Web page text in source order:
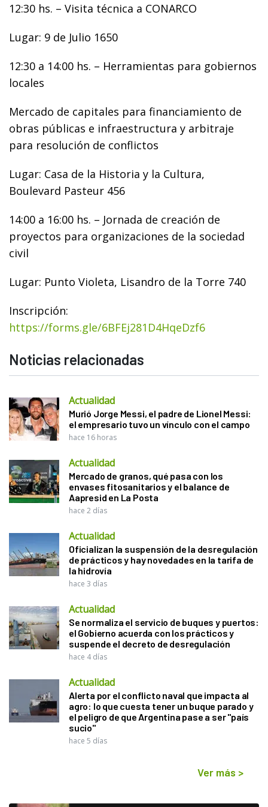
12:30 hs. – Visita técnica a CONARCO
Lugar: 9 de Julio 1650
12:30 a 14:00 hs. – Herramientas para gobiernos
locales
Mercado de capitales para financiamiento de
obras públicas e infraestructura y arbitraje
para resolución de conflictos
Lugar: Casa de la Historia y la Cultura,
Boulevard Pasteur 456
14:00 a 16:00 hs. – Jornada de creación de
proyectos para organizaciones de la sociedad
civil
Lugar: Punto Violeta, Lisandro de la Torre 740
Inscripción:
https://forms.gle/6BFEj281D4HqeDzf6
Noticias relacionadas
Actualidad
Murió Jorge Messi, el padre de Lionel Messi:
el empresario tuvo un vínculo con el campo
hace 16 horas
Actualidad
Mercado de granos, qué pasa con los
envases fitosanitarios y el balance de
Aapresid en La Posta
hace 2 días
Actualidad
Oficializan la suspensión de la desregulación
de prácticos y hay novedades en la tarifa de
la hidrovía
hace 3 días
Actualidad
Se normaliza el servicio de buques y puertos:
el Gobierno acuerda con los prácticos y
suspende el decreto de desregulación
hace 4 días
Actualidad
Alerta por el conflicto naval que impacta al
agro: lo que cuesta tener un buque parado y
el peligro de que Argentina pase a ser "país
sucio"
hace 5 días
Ver más >